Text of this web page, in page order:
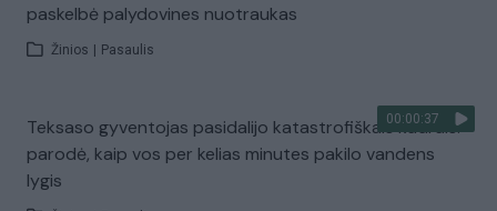
paskelbė palydovines nuotraukas
Žinios Pasaulis
00:00:37
Teksaso gyventojas pasidalijo katastrofiškais kadrais:
parodė, kaip vos per kelias minutes pakilo vandens
lygis